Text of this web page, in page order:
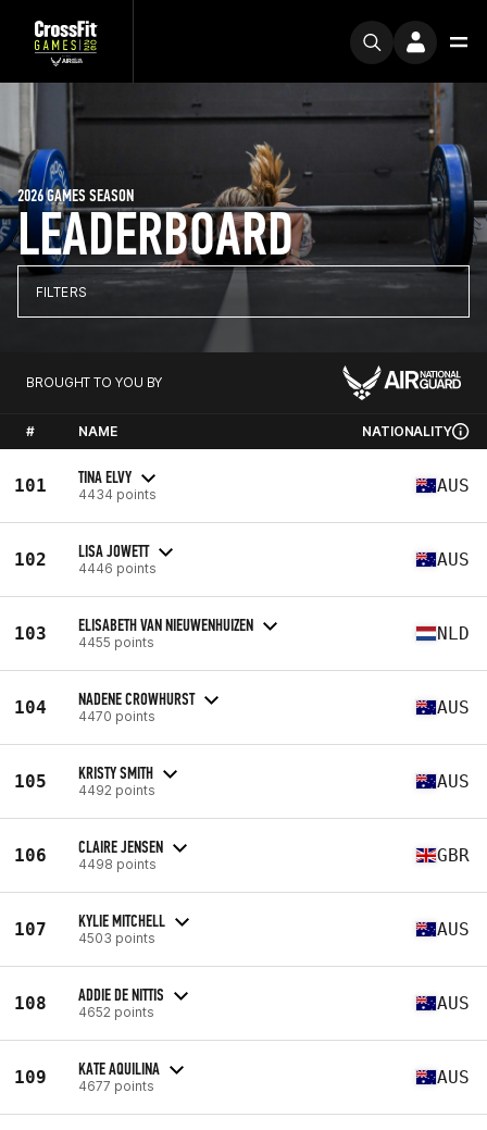
LEADERBOARD
2026 GAMES SEASON
FILTERS
BROUGHT TO YOU BY
# NAME NATIONALITY
101 TINA ELVY
4434 points AUS
102 LISA JOWETT
4446 points AUS
103 ELISABETH VAN NIEUWENHUIZEN
4455 points NLD
104 NADENE CROWHURST
4470 points AUS
105 KRISTY SMITH
4492 points AUS
106 CLAIRE JENSEN
4498 points GBR
107 KYLIE MITCHELL
4503 points AUS
108 ADDIE DE NITTIS
4652 points AUS
109 KATE AQUILINA
4677 points AUS